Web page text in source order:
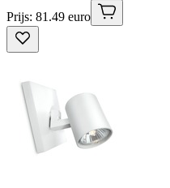
Prijs: 81.49 euro